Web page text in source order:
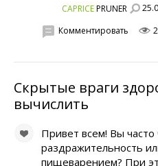
CAPRICEPRUNER
Комментировать
Скрытые враги
вычислить
Привет всем! Вы часто
раздражительность
пищеварением? При